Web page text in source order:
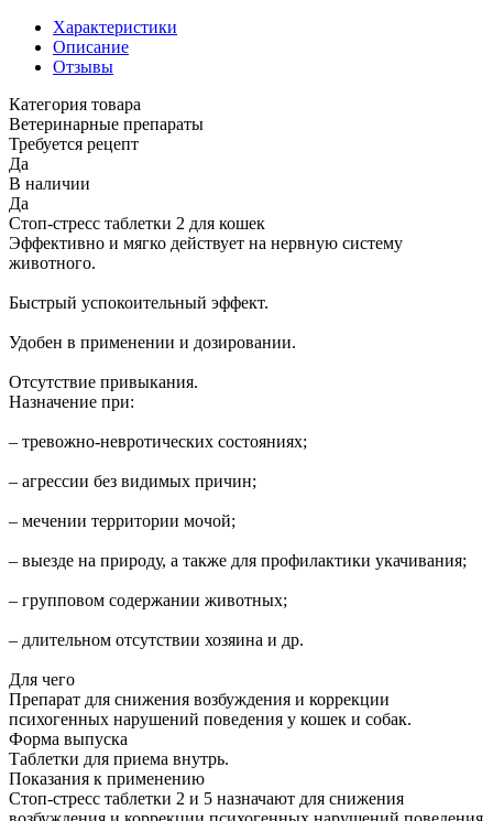
Характеристики
Описание
Отзывы
Категория товара
Ветеринарные препараты
Требуется рецепт
Да
В наличии
Да
Стоп-стресс таблетки 2 для кошек
Эффективно и мягко действует на нервную систему
животного.
Быстрый успокоительный эффект.
Удобен в применении и дозировании.
Отсутствие привыкания.
Назначение при:
– тревожно-невротических состояниях;
– агрессии без видимых причин;
– мечении территории мочой;
– выезде на природу, а также для профилактики укачивания;
– групповом содержании животных;
– длительном отсутствии хозяина и др.
Для чего
Препарат для снижения возбуждения и коррекции
психогенных нарушений поведения у кошек и собак.
Форма выпуска
Таблетки для приема внутрь.
Показания к применению
Стоп-стресс таблетки 2 и 5 назначают для снижения